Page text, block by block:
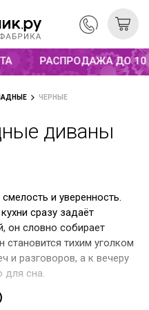
РАСПРОДАЖА ДО 10
ЧЕРНЫЕ
диваны
и уверенность.
сразу задаёт
он словно собирает
становится тихим уголком
и разговоров, а к вечеру
для сна.